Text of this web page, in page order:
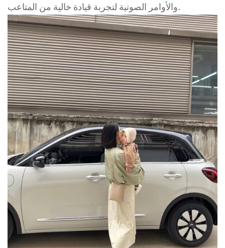
والأوامر الصوتية لتجربة قيادة خالية من المتاعب.